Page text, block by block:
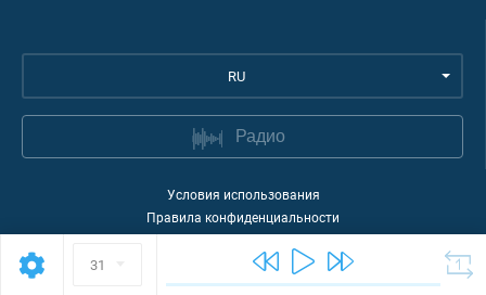
31
RU
Радио
Условия использования
Правила конфиденциальности
©2026Quran Academy